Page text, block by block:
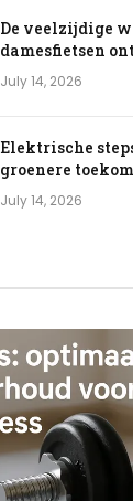
De veelzijdige
damesfietsen
July 14, 2026
Elektrische
groenere
July 14, 2026